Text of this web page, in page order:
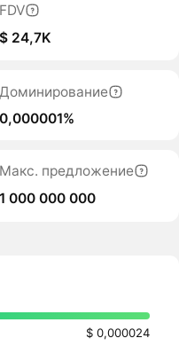
FDV
$ 24,7K
Доминирование
0,000001%
Макс. предложение
1 000 000 000
$ 0,000024